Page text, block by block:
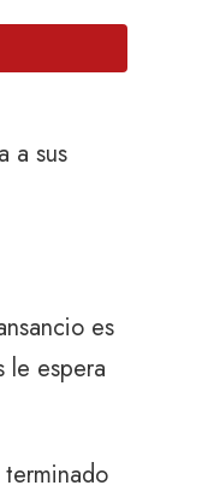
a sus
es
le espera